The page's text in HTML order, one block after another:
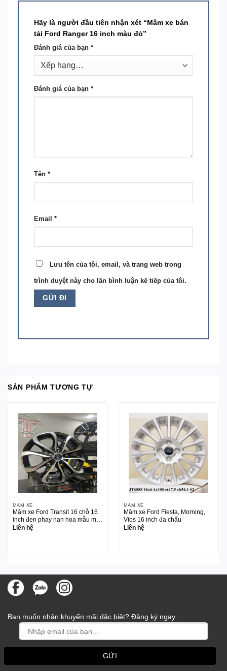
Hãy là người đầu tiên nhận xét “Mâm xe bán
tải Ford Ranger 16 inch màu đỏ”
Đánh giá của bạn *
Đánh giá của bạn *
Tên *
Email *
Lưu tên của tôi, email, và trang web trong
trình duyệt này cho lần bình luận kế tiếp của tôi.
SẢN PHẨM TƯƠNG TỰ
MÂM XE
Mâm xe Ford Transit 16 chỗ 16
inch đen phay nan hoa mẫu mới
2024
Liên hệ
MÂM XE
Mâm xe Ford Fiesta, Morning,
Vios 16 inch đa chấu
Liên hệ
Bạn muốn nhận khuyến mãi đặc biệt? Đăng ký ngay.